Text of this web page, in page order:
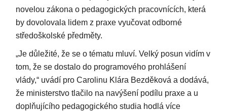
novelou zákona o pedagogických pracovnících, která
by dovolovala lidem z praxe vyučovat odborné
středoškolské předměty.
„Je důležité, že se o tématu mluví. Velký posun vidím v
tom, že se dostalo do programového prohlášení
vlády,“ uvádí pro Carolinu Klára Bezděková a dodává,
že ministerstvo tlačilo na navýšení podílu praxe a u
doplňujícího pedagogického studia hodlá více